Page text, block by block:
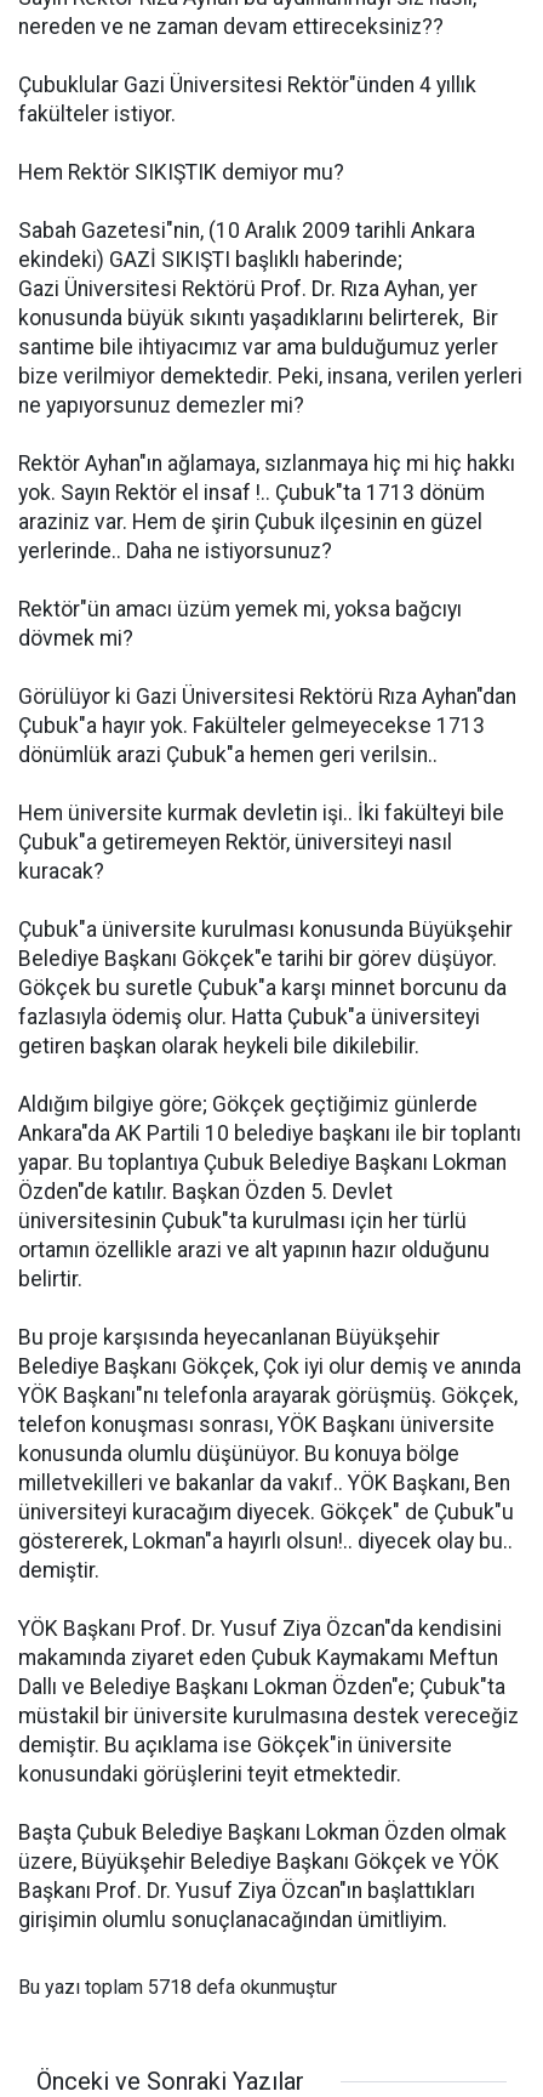
nereden ve ne zaman devam ettireceksiniz??
Çubuklular Gazi Üniversitesi Rektör"ünden 4 yıllık
fakülteler istiyor.
Hem Rektör SIKIŞTIK demiyor mu?
Sabah Gazetesi"nin, (10 Aralık 2009 tarihli Ankara
ekindeki) GAZİ SIKIŞTI başlıklı haberinde;
Gazi Üniversitesi Rektörü Prof. Dr. Rıza Ayhan, yer
konusunda büyük sıkıntı yaşadıklarını belirterek,  Bir
santime bile ihtiyacımız var ama bulduğumuz yerler
bize verilmiyor demektedir. Peki, insana, verilen yerleri
ne yapıyorsunuz demezler mi?
Rektör Ayhan"ın ağlamaya, sızlanmaya hiç mi hiç hakkı
yok. Sayın Rektör el insaf !.. Çubuk"ta 1713 dönüm
araziniz var. Hem de şirin Çubuk ilçesinin en güzel
yerlerinde.. Daha ne istiyorsunuz?
Rektör"ün amacı üzüm yemek mi, yoksa bağcıyı
dövmek mi?
Görülüyor ki Gazi Üniversitesi Rektörü Rıza Ayhan"dan
Çubuk"a hayır yok. Fakülteler gelmeyecekse 1713
dönümlük arazi Çubuk"a hemen geri verilsin..
Hem üniversite kurmak devletin işi.. İki fakülteyi bile
Çubuk"a getiremeyen Rektör, üniversiteyi nasıl
kuracak?
Çubuk"a üniversite kurulması konusunda Büyükşehir
Belediye Başkanı Gökçek"e tarihi bir görev düşüyor.
Gökçek bu suretle Çubuk"a karşı minnet borcunu da
fazlasıyla ödemiş olur. Hatta Çubuk"a üniversiteyi
getiren başkan olarak heykeli bile dikilebilir.
Aldığım bilgiye göre; Gökçek geçtiğimiz günlerde
Ankara"da AK Partili 10 belediye başkanı ile bir toplantı
yapar. Bu toplantıya Çubuk Belediye Başkanı Lokman
Özden"de katılır. Başkan Özden 5. Devlet
üniversitesinin Çubuk"ta kurulması için her türlü
ortamın özellikle arazi ve alt yapının hazır olduğunu
belirtir.
Bu proje karşısında heyecanlanan Büyükşehir
Belediye Başkanı Gökçek, Çok iyi olur demiş ve anında
YÖK Başkanı"nı telefonla arayarak görüşmüş. Gökçek,
telefon konuşması sonrası, YÖK Başkanı üniversite
konusunda olumlu düşünüyor. Bu konuya bölge
milletvekilleri ve bakanlar da vakıf.. YÖK Başkanı, Ben
üniversiteyi kuracağım diyecek. Gökçek" de Çubuk"u
göstererek, Lokman"a hayırlı olsun!.. diyecek olay bu..
demiştir.
YÖK Başkanı Prof. Dr. Yusuf Ziya Özcan"da kendisini
makamında ziyaret eden Çubuk Kaymakamı Meftun
Dallı ve Belediye Başkanı Lokman Özden"e; Çubuk"ta
müstakil bir üniversite kurulmasına destek vereceğiz
demiştir. Bu açıklama ise Gökçek"in üniversite
konusundaki görüşlerini teyit etmektedir.
Başta Çubuk Belediye Başkanı Lokman Özden olmak
üzere, Büyükşehir Belediye Başkanı Gökçek ve YÖK
Başkanı Prof. Dr. Yusuf Ziya Özcan"ın başlattıkları
girişimin olumlu sonuçlanacağından ümitliyim.
Bu yazı toplam 5718 defa okunmuştur
Önceki ve Sonraki Yazılar